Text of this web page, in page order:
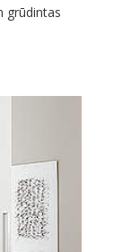
grūdintas